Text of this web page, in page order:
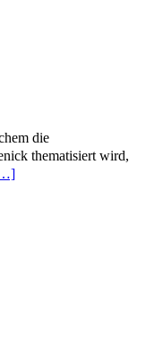
die
thematisiert wird,